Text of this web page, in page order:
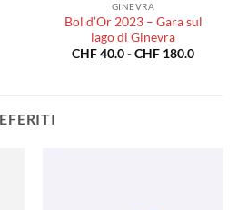
180.0
GINEVRA
Bol d’Or 2023 – Gara sul
lago di Ginevra
CHF40.0-CHF 180.0Fascia